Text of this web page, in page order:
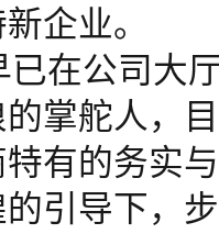
企业。
已在公司大
掌舵人，
有的务实
引导下，